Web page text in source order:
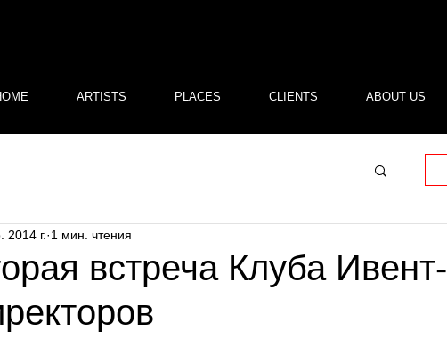
встреча Клуба Ивент-
2014 г. 1 мин. чтения
ARTISTS PLACES CLIENTS ABOUT US